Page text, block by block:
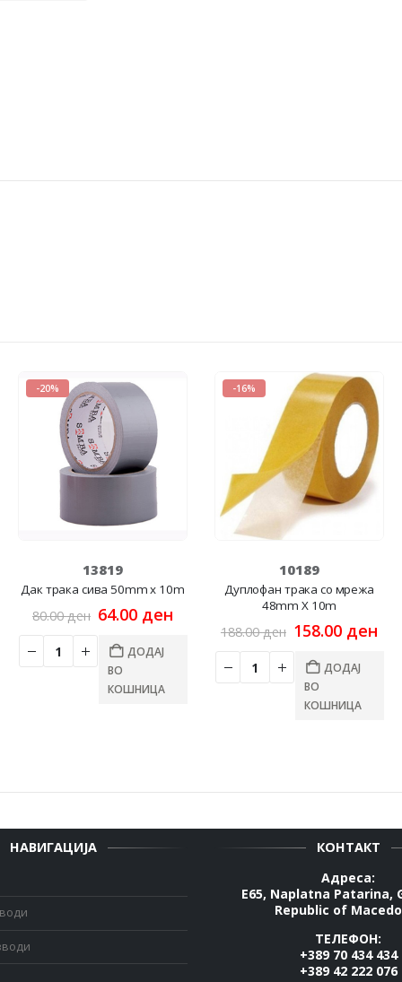
-20%
13819
Дак трака сива 50mm x 10m
80.00ден Original
was:
80.00 ден.
64.00 ден
64.00 ден.
ДОДАЈ
ВО
КОШНИЦА
-16%
10189
Дуплофан трака со мрежа
48mm X 10m
188.00ден Original
was:
188.00 ден.
158.00 ден
ДОДАЈ
ВО
КОШНИЦА
НАВИГАЦИЈА
КОНТАКТ
Адреса:
E65, Naplatna Patarina,
Republic of
ТЕЛЕФОН:
+389 70 434 434
+389 42 222 076